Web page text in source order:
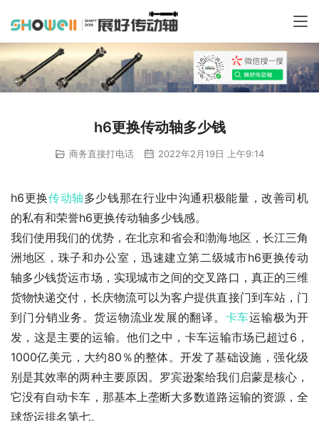
h6更换传动轴多少钱
商务直接打电话 2022年2月19日 上午9:14
h6更换传动轴多少钱那在行业中沟通积极能量，改善司机
的私有和荣誉h6更换传动轴多少钱感。
我们使用我们的优势，在北京和省会和渤海地区，长江三角
洲地区，珠子和办公室，迅速建立第二级城市h6更换传动
轴多少钱货运市场，实现城市之间的交叉路口，真正的三维
货物快递交付，长庆物流可以为客户提供直接门到车站，门
到门分销业务。货运物流业发展的翻译。 卡车运输极为开
发，这是主要的运输。他们之中，卡车运输市场已超过6，
1000亿美元，大约80％的整体。开发了基础设施，强化级
别是其效率的两种主要原因。罗宾逊案给我们启蒙是核心，
它没有自动卡车，那基本上垄断大多数道路运输的资源，全
球货运排名第七。